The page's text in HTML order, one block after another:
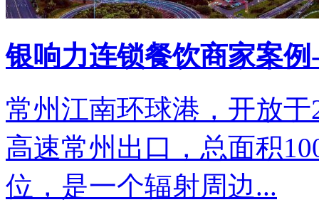
银响力连锁餐饮商家案
常州江南环球港，开放
高速常州出口，总面积
位，是一个辐射周边...